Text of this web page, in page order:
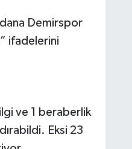
Demirspor
ifadelerini
ve 1 beraberlik
Eksi 23